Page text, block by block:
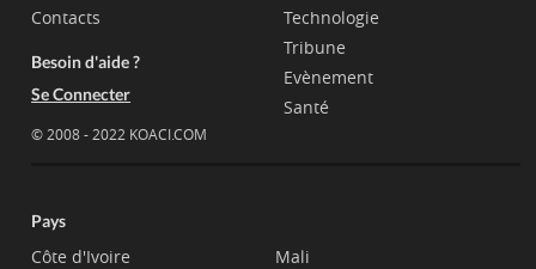
Contacts
Besoin d'aide ?
Se Connecter
© 2008 - 2022 KOACI.COM
Technologie
Tribune
Evènement
Santé
Pays
Côte d'Ivoire
Mali